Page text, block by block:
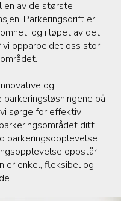
en av de største
Parkeringsdrift er
og i løpet av det
vi opparbeidet oss stor
og
parkeringsløsningene på
sørge for effektiv
ditt
parkeringsopplevelse.
oppstår
er enkel, fleksibel og